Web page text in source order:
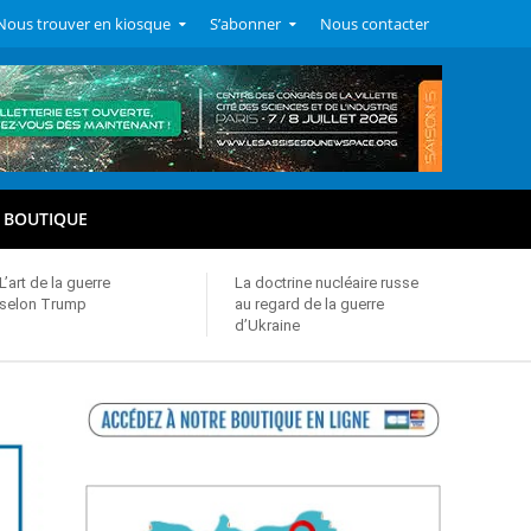
trouver en kiosque S’abonner Nous contacter
BOUTIQUE
de la guerre
Trump
La doctrine nucléaire russe
au regard de la guerre
d’Ukraine